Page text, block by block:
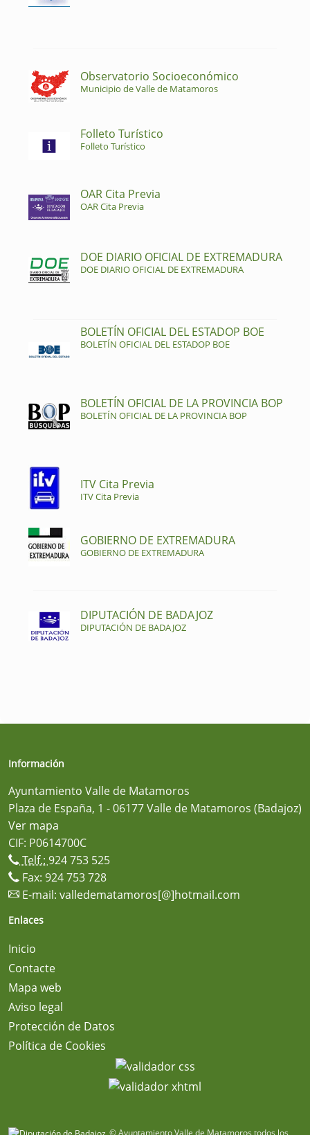
Observatorio Socioeconómico
Municipio de Valle de Matamoros
Folleto Turístico
Folleto Turístico
OAR Cita Previa
OAR Cita Previa
DOE DIARIO OFICIAL DE EXTREMADURA
DOE DIARIO OFICIAL DE EXTREMADURA
BOLETÍN OFICIAL DEL ESTADOP BOE
BOLETÍN OFICIAL DEL ESTADOP BOE
BOLETÍN OFICIAL DE LA PROVINCIA BOP
BOLETÍN OFICIAL DE LA PROVINCIA BOP
ITV Cita Previa
ITV Cita Previa
GOBIERNO DE EXTREMADURA
GOBIERNO DE EXTREMADURA
DIPUTACIÓN DE BADAJOZ
DIPUTACIÓN DE BADAJOZ
Información
Ayuntamiento Valle de Matamoros
Plaza de España, 1 - 06177 Valle de Matamoros (Badajoz)
Ver mapa
CIF: P0614700C
Telf.: 924 753 525
Fax: 924 753 728
E-mail: valledematamoros[@]hotmail.com
Enlaces
Inicio
Contacte
Mapa web
Aviso legal
Protección de Datos
Política de Cookies